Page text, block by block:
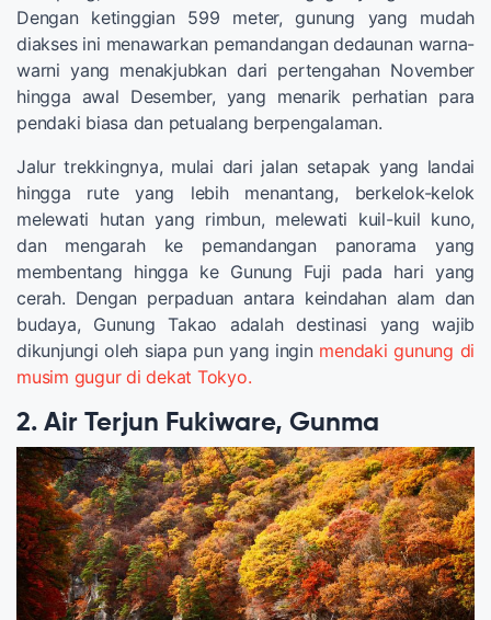
Dengan ketinggian 599 meter, gunung yang mudah
diakses ini menawarkan pemandangan dedaunan warna-
warni yang menakjubkan dari pertengahan November
hingga awal Desember, yang menarik perhatian para
pendaki biasa dan petualang berpengalaman.
Jalur trekkingnya, mulai dari jalan setapak yang landai
hingga rute yang lebih menantang, berkelok-kelok
melewati hutan yang rimbun, melewati kuil-kuil kuno,
dan mengarah ke pemandangan panorama yang
membentang hingga ke Gunung Fuji pada hari yang
cerah. Dengan perpaduan antara keindahan alam dan
budaya, Gunung Takao adalah destinasi yang wajib
dikunjungi oleh siapa pun yang ingin mendaki gunung di
musim gugur di dekat Tokyo.
2. Air Terjun Fukiware, Gunma